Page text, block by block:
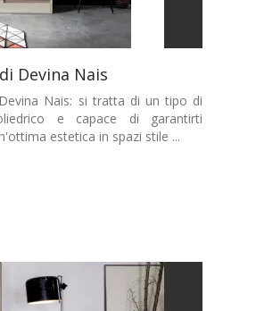
Devina Nais
Nais: si tratta di un tipo di
e capace di garantirti
estetica in spazi stile ...